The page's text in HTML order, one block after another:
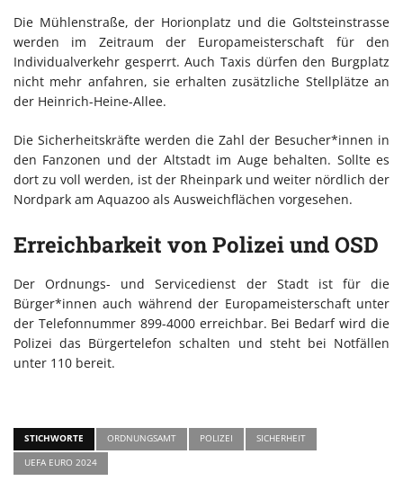
Die Mühlenstraße, der Horionplatz und die Goltsteinstrasse
werden im Zeitraum der Europameisterschaft für den
Individualverkehr gesperrt. Auch Taxis dürfen den Burgplatz
nicht mehr anfahren, sie erhalten zusätzliche Stellplätze an
der Heinrich-Heine-Allee.
Die Sicherheitskräfte werden die Zahl der Besucher*innen in
den Fanzonen und der Altstadt im Auge behalten. Sollte es
dort zu voll werden, ist der Rheinpark und weiter nördlich der
Nordpark am Aquazoo als Ausweichflächen vorgesehen.
Erreichbarkeit von Polizei und OSD
Der Ordnungs- und Servicedienst der Stadt ist für die
Bürger*innen auch während der Europameisterschaft unter
der Telefonnummer 899-4000 erreichbar. Bei Bedarf wird die
Polizei das Bürgertelefon schalten und steht bei Notfällen
unter 110 bereit.
STICHWORTE ORDNUNGSAMT POLIZEI
SICHERHEIT
UEFA EURO 2024